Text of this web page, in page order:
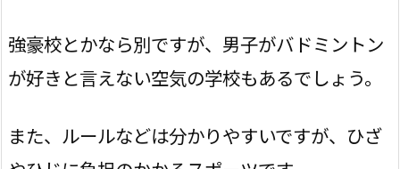
強豪校とかなら別ですが、男子がバドミントン
が好きと言えない空気の学校もあるでしょう。
また、ルールなどは分かりやすいですが、ひざ